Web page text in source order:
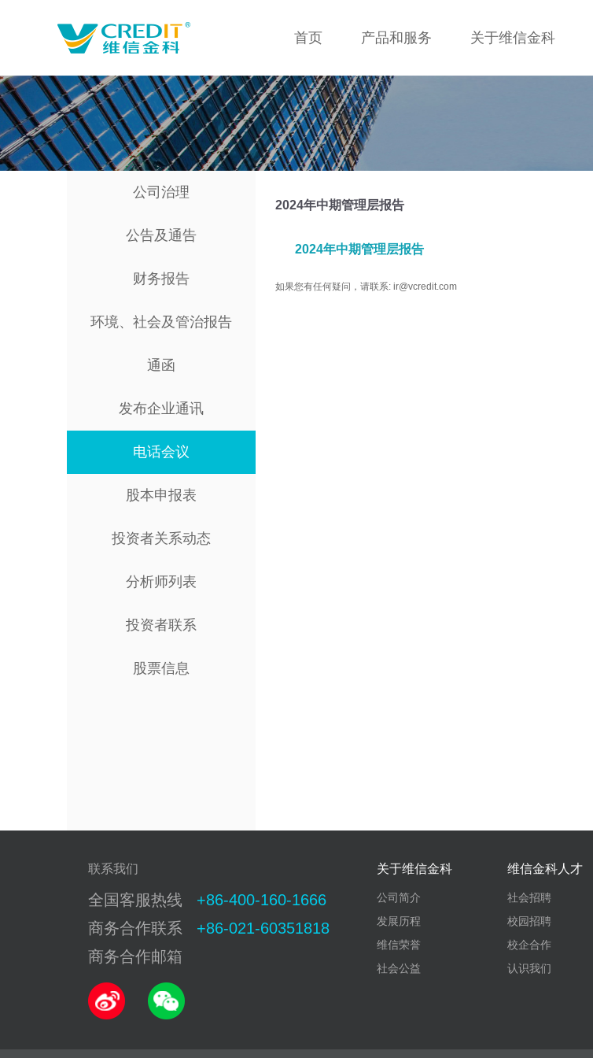
首页 产品和服务 关于维信金科
公司治理
公告及通告
财务报告
环境、社会及管治报告
通函
发布企业通讯
电话会议
股本申报表
投资者关系动态
分析师列表
投资者联系
股票信息
2024年中期管理层报告
2024年中期管理层报告
如果您有任何疑问，请联系: ir@vcredit.com
联系我们
全国客服热线
+86-400-160-1666
商务合作联系
+86-021-60351818
商务合作邮箱
关于维信金科
公司简介
发展历程
维信荣誉
社会公益
维信金科人才
社会招聘
校园招聘
校企合作
认识我们